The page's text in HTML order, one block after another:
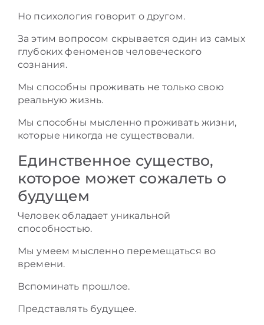
Но психология говорит о другом.
За этим вопросом скрывается один из самых
глубоких феноменов человеческого
сознания.
Мы способны проживать не только свою
реальную жизнь.
Мы способны мысленно проживать жизни,
которые никогда не существовали.
Единственное существо,
которое может сожалеть о
будущем
Человек обладает уникальной
способностью.
Мы умеем мысленно перемещаться во
времени.
Вспоминать прошлое.
Представлять будущее.